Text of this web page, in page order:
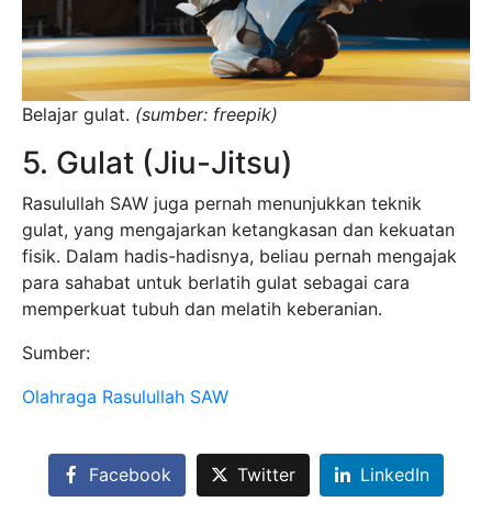
Belajar gulat. (sumber: freepik)
5. Gulat (Jiu-Jitsu)
Rasulullah SAW juga pernah menunjukkan teknik
gulat, yang mengajarkan ketangkasan dan kekuatan
fisik. Dalam hadis-hadisnya, beliau pernah mengajak
para sahabat untuk berlatih gulat sebagai cara
memperkuat tubuh dan melatih keberanian.
Sumber:
Olahraga Rasulullah SAW
Facebook Twitter LinkedIn